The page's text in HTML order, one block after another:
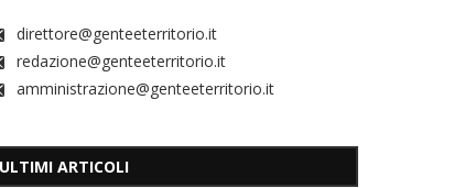
direttore@genteeterritorio.it
redazione@genteeterritorio.it
amministrazione@genteeterritorio.it
ULTIMI ARTICOLI